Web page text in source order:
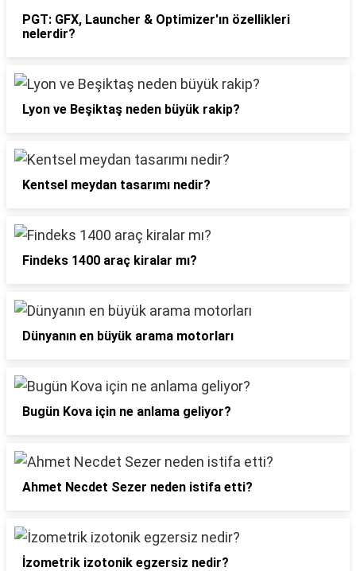
PGT: GFX, Launcher & Optimizer'ın özellikleri
nelerdir?
Lyon ve Beşiktaş neden büyük rakip?
Kentsel meydan tasarımı nedir?
Findeks 1400 araç kiralar mı?
Dünyanın en büyük arama motorları
Bugün Kova için ne anlama geliyor?
Ahmet Necdet Sezer neden istifa etti?
İzometrik izotonik egzersiz nedir?